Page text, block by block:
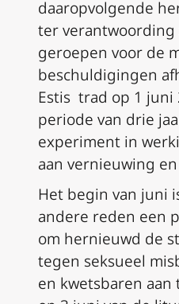
daaropvolgende
ter verantwoording
geroepen voor de
beschuldigingen
Estis trad op 1 juni
periode van drie
experiment in
aan vernieuwing
Het begin van juni
andere reden een
om hernieuwd de
tegen seksueel
en kwetsbaren aan